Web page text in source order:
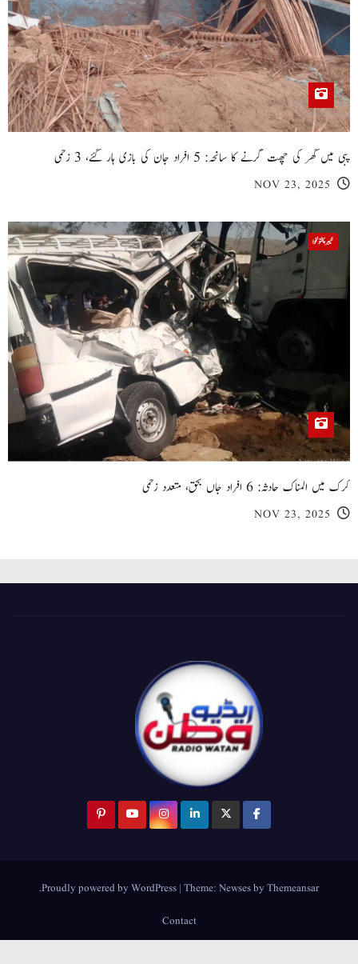
پبی میں گھر کی چھت گرنے کا سانحہ: 5 افراد جان کی بازی ہار گئے، 3 زخمی
NOV 23, 2025
خیبر پختونخوا
کرک میں المناک حادثہ: 6 افراد جاں بحق، متعدد زخمی
NOV 23, 2025
Proudly powered by WordPress |Theme:NewsesbyThemeansar
.
Contact